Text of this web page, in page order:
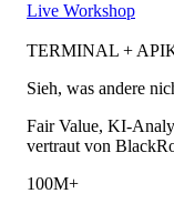
Live Workshop
TERMINAL + API
Sieh, was andere
Fair Value, KI-
vertraut von
100M+